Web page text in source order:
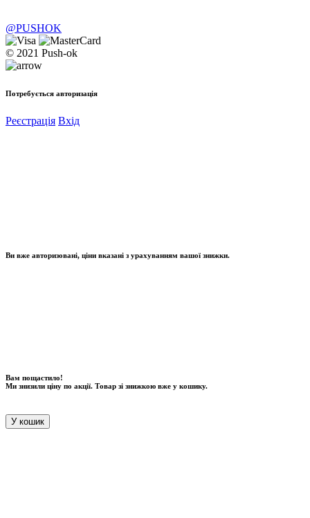
@PUSHOK
© 2021 Push-ok
Потребується авторизація
Реєстрація Вхід
Ви вже авторизовані, ціни вказані з урахуванням вашої знижки.
Вам пощастило!
Ми знизили ціну по акції. Товар зі знижкою вже у кошику.
У кошик